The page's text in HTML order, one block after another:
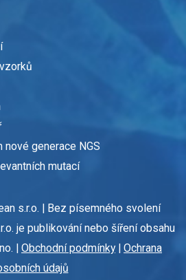
nové generace NGS
mutací
s.r.o. | Bez písemného svolení
je publikování nebo šíření obsahu
| Obchodní podmínky| Ochrana
údajů